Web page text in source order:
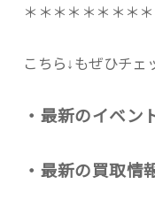
＊＊＊＊＊＊＊＊
こちら↓もぜひチェ
・最新のイベン
・最新の買取情